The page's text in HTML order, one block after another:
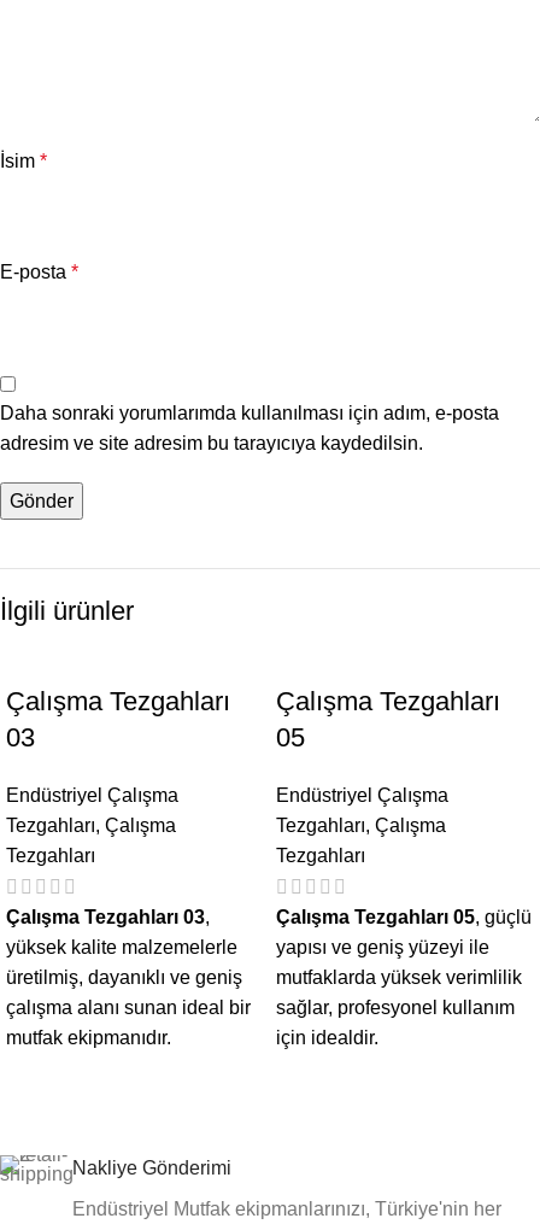
İsim *
E-posta *
Daha sonraki yorumlarımda kullanılması için adım, e-posta
adresim ve site adresim bu tarayıcıya kaydedilsin.
İlgili ürünler
Çalışma Tezgahları
03
Endüstriyel Çalışma
Tezgahları, Çalışma
Tezgahları
Çalışma Tezgahları 03,
yüksek kalite malzemelerle
üretilmiş, dayanıklı ve geniş
çalışma alanı sunan ideal bir
mutfak ekipmanıdır.
Çalışma Tezgahları
05
Endüstriyel Çalışma
Tezgahları, Çalışma
Tezgahları
Çalışma Tezgahları 05, güçlü
yapısı ve geniş yüzeyi ile
mutfaklarda yüksek verimlilik
sağlar, profesyonel kullanım
için idealdir.
Nakliye Gönderimi
Endüstriyel Mutfak ekipmanlarınızı, Türkiye'nin her